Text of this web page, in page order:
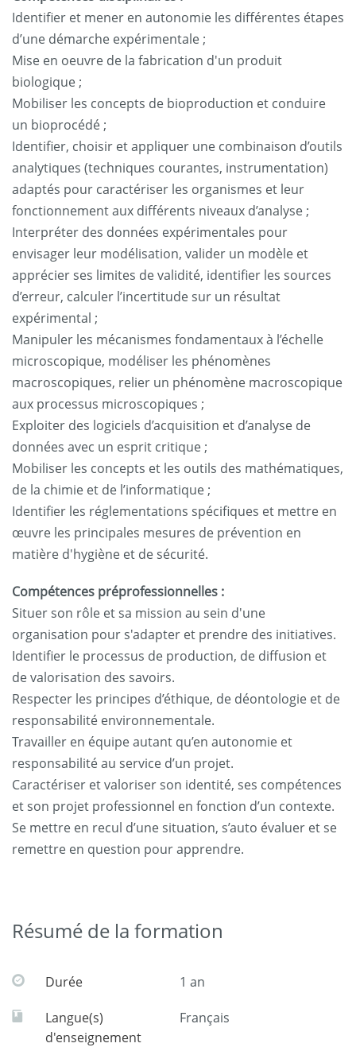
Identifier et mener en autonomie les différentes étapes
d’une démarche expérimentale ;
Mise en oeuvre de la fabrication d'un produit
biologique ;
Mobiliser les concepts de bioproduction et conduire
un bioprocédé ;
Identifier, choisir et appliquer une combinaison d’outils
analytiques (techniques courantes, instrumentation)
adaptés pour caractériser les organismes et leur
fonctionnement aux différents niveaux d’analyse ;
Interpréter des données expérimentales pour
envisager leur modélisation, valider un modèle et
apprécier ses limites de validité, identifier les sources
d’erreur, calculer l’incertitude sur un résultat
expérimental ;
Manipuler les mécanismes fondamentaux à l’échelle
microscopique, modéliser les phénomènes
macroscopiques, relier un phénomène macroscopique
aux processus microscopiques ;
Exploiter des logiciels d’acquisition et d’analyse de
données avec un esprit critique ;
Mobiliser les concepts et les outils des mathématiques,
de la chimie et de l’informatique ;
Identifier les réglementations spécifiques et mettre en
œuvre les principales mesures de prévention en
matière d'hygiène et de sécurité.
Compétences préprofessionnelles :
Situer son rôle et sa mission au sein d'une
organisation pour s'adapter et prendre des initiatives.
Identifier le processus de production, de diffusion et
de valorisation des savoirs.
Respecter les principes d’éthique, de déontologie et de
responsabilité environnementale.
Travailler en équipe autant qu’en autonomie et
responsabilité au service d’un projet.
Caractériser et valoriser son identité, ses compétences
et son projet professionnel en fonction d’un contexte.
Se mettre en recul d’une situation, s’auto évaluer et se
remettre en question pour apprendre.
Résumé de la formation
Durée 1 an
Langue(s)
d'enseignement
Français